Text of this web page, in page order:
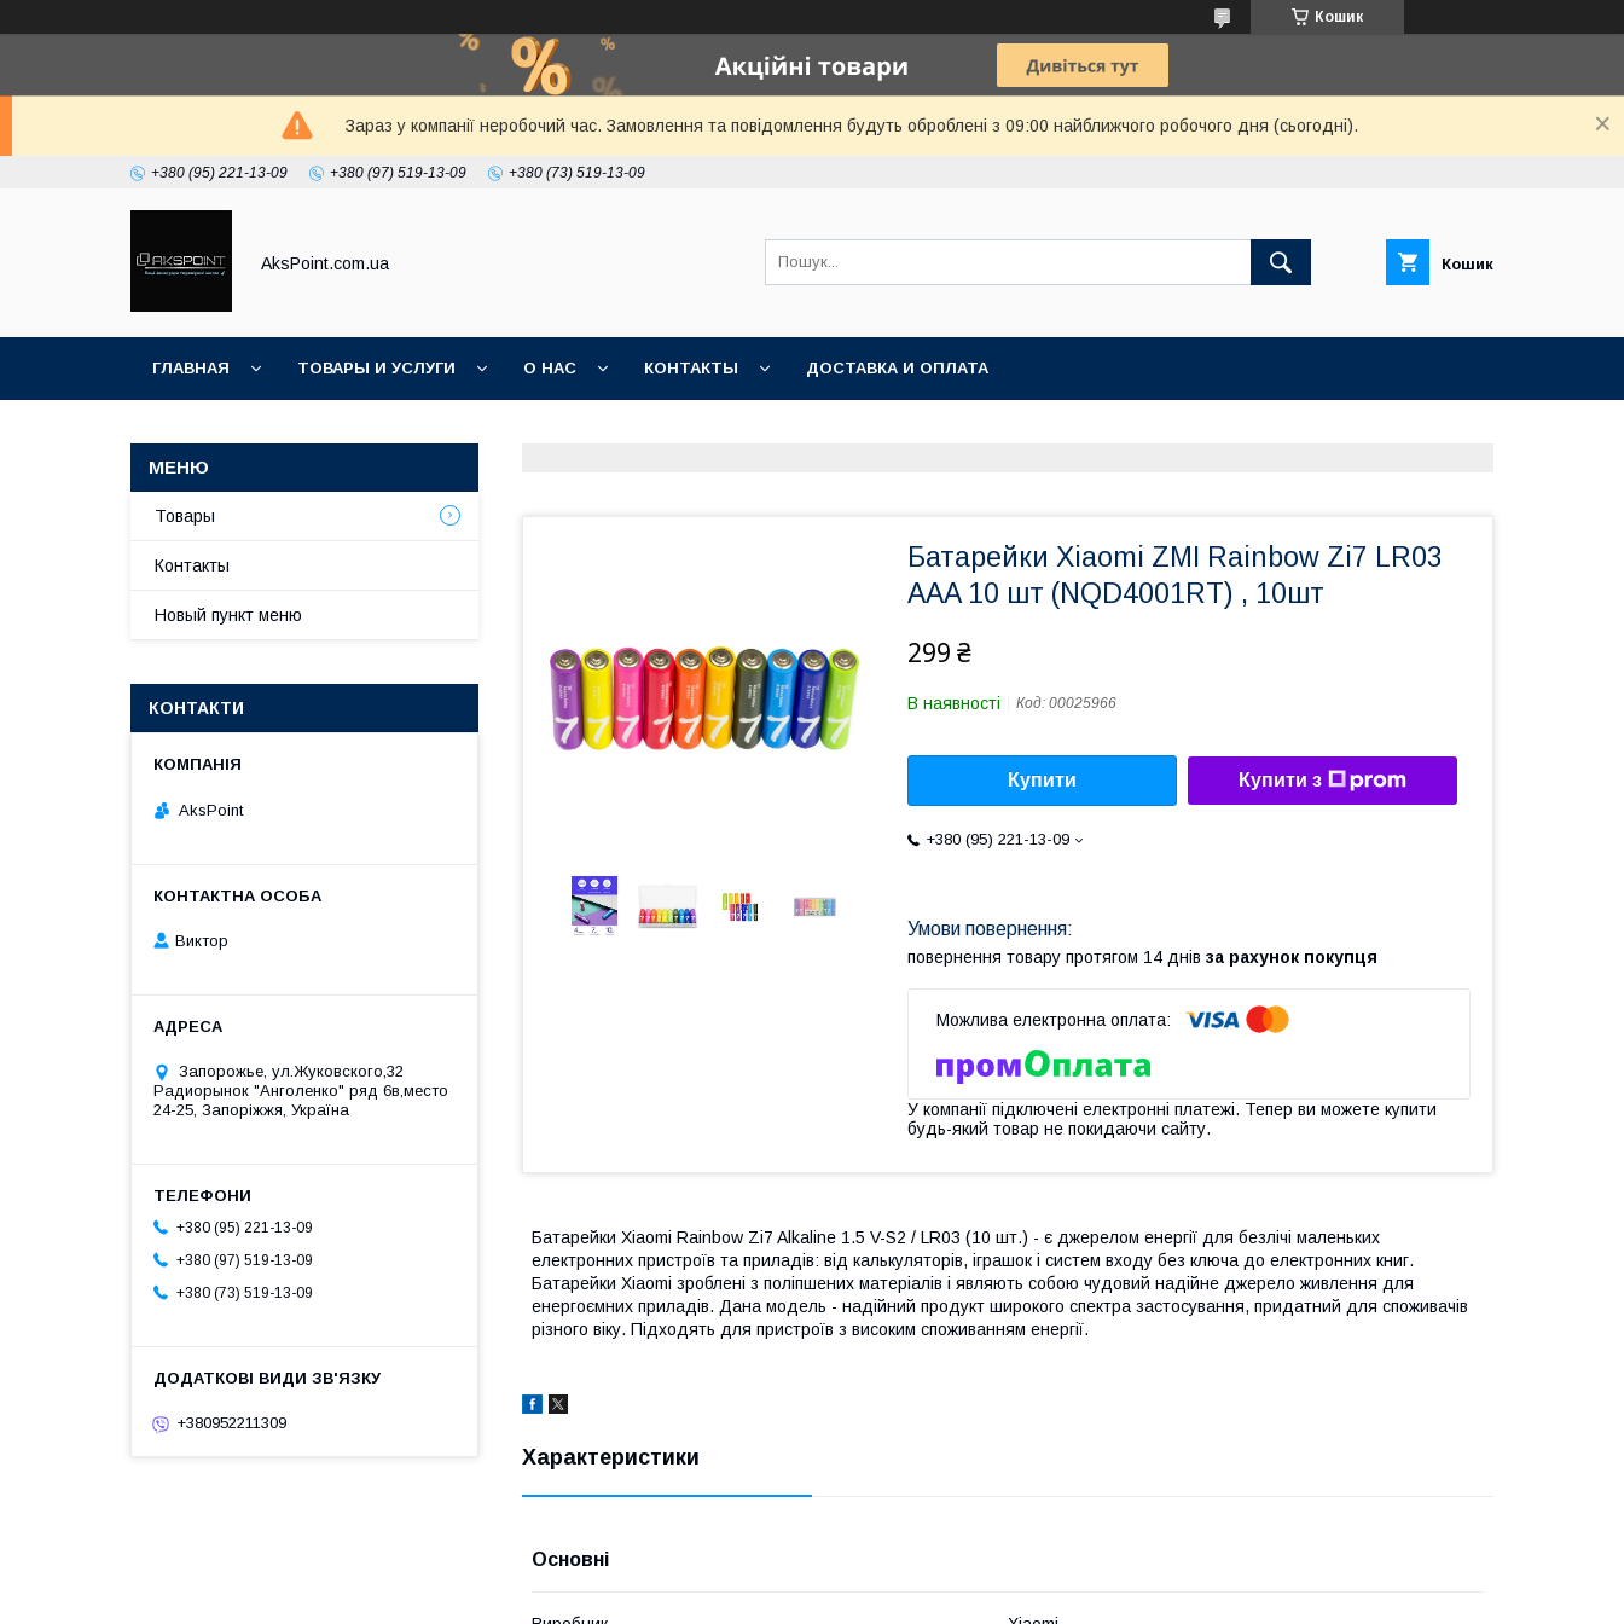
Кошик
Зараз у компанії неробочий час. Замовлення та повідомлення будуть оброблені з 09:00 найближчого робочого дня (сьогодні).
+380 (95) 221-13-09 +380 (97) 519-13-09 +380 (73) 519-13-09
AksPoint.com.ua Кошик
ГЛАВНАЯ ТОВАРЫ И УСЛУГИ О НАС КОНТАКТЫ ДОСТАВКА И ОПЛАТА
Батарейки Xiaomi ZMI Rainbow Zi7 LR03
AAA 10 шт (NQD4001RT) , 10шт
299 ₴
В наявності Код: 00025966
Купити Купити з
+380 (95) 221-13-09
повернення товару протягом 14 днів за рахунок покупця
У компанії підключені електронні платежі. Тепер ви можете купити
будь-який товар не покидаючи сайту.
Батарейки Xiaomi Rainbow Zi7 Alkaline 1.5 V-S2 / LR03 (10 шт.) - є джерелом енергії для безлічі маленьких
електронних пристроїв та приладів: від калькуляторів, іграшок і систем входу без ключа до електронних книг.
Батарейки Xiaomi зроблені з поліпшених матеріалів і являють собою чудовий надійне джерело живлення для
енергоємних приладів. Дана модель - надійний продукт широкого спектра застосування, придатний для споживачів
різного віку. Підходять для пристроїв з високим споживанням енергії.
Характеристики
Основні
Товары
Контакты
Новый пункт меню
КОНТАКТИ
AksPoint
Виктор
Запорожье, ул.Жуковского,32
Радиорынок "Анголенко" ряд 6в,место
24-25, Запоріжжя, Україна
+380 (95) 221-13-09
+380 (97) 519-13-09
+380 (73) 519-13-09
+380952211309